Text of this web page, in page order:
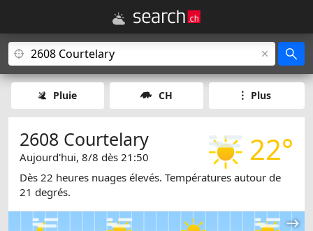
Pluie CH Plus
22°
2608 Courtelary
Aujourd'hui, 8/8 dès 21:50
Dès 22 heures nuages élevés. Températures autour de
21 degrés.